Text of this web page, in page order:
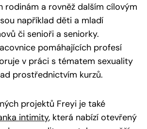
rodinám a rovněž dalším cílovým
například děti a mladí
či senioři a seniorky.
pomáhajících profesí
v práci s tématem sexuality
prostřednictvím kurzů.
projektů Freyi je také
intimity, která nabízí otevřený